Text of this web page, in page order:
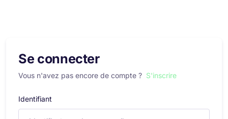
Se connecter
Vous n'avez pas encore de compte ? S'inscrire
Identifiant